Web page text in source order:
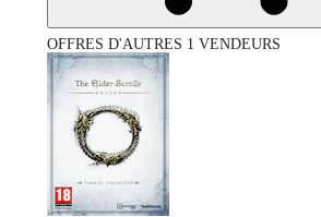
OFFRES D'AUTRES 1 VENDEURS